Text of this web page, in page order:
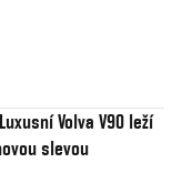
Volva V90 leží
slevou